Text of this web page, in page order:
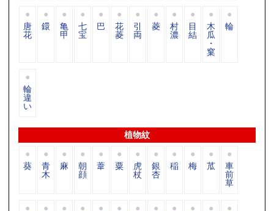
唐
花
鐶 亀
甲
七
宝
巴 花
菱
引
両
菱 村
濃
目
結
木
瓜
・
窠
輪
輪
違
い
植物紋
葵 青
木
麻 朝
顔
葦 粟 虎
杖
銀
杏
稲 梅 苽 車
前
草